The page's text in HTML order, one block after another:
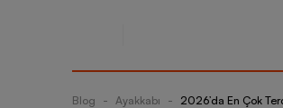
Blog - Ayakkabı - 2026’da En Çok